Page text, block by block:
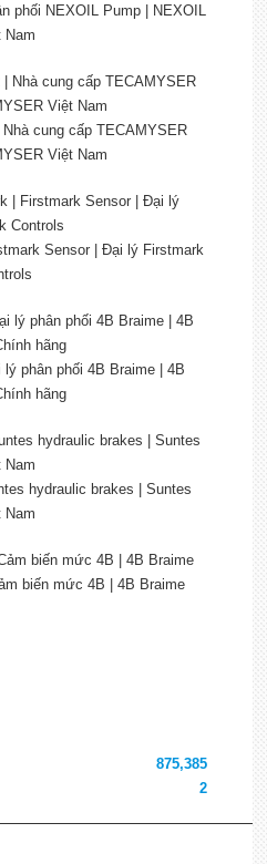
phối NEXOIL Pump | NEXOIL
Nam
cung cấp TECAMYSER
Việt Nam
Sensor | Đại lý Firstmark
phân phối 4B Braime | 4B
hãng
hydraulic brakes | Suntes
Nam
biến mức 4B | 4B Braime
875,385
2